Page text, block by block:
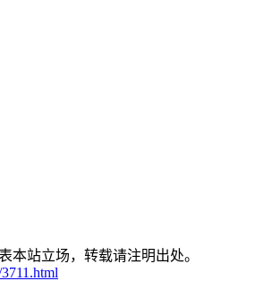
本站立场，转载请注明出处。